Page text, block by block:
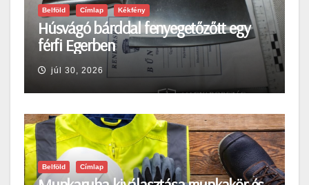
Belföld Címlap Kékfény
Húsvágó bárddal fenyegetőzőtt egy
férfi Egerben
júl 30, 2026
Belföld Címlap